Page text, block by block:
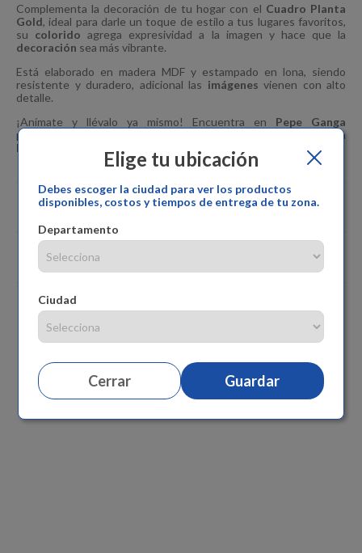
Elige tu ubicación
Debes escoger la ciudad para ver los productos
disponibles, costos y tiempos de entrega de tu zona.
Departamento
Ciudad
Cerrar Guardar
Complementa la decoración de tu hogar con el Cuadro Planta
Gold, ideal para darle un toque de estilo a tus lugares favoritos,
su colorido agrega expresividad a la imagen y hace que la
decoración sea más vibrante.
Está elaborado en madera MDF y estampado en lona, siendo
resistente y duradero, adicional las imágenes vienen con alto
detalle.
¡Anímate y llévalo ya mismo! Encuentra en Pepe Ganga
productos de excelente calidad para decorar tu
de la marca
Ekonomodo Colombia
Especificaciones
Comentarios